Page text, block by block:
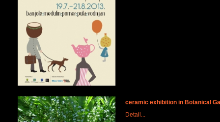
ceramic exhibition in Botanical
Detail...